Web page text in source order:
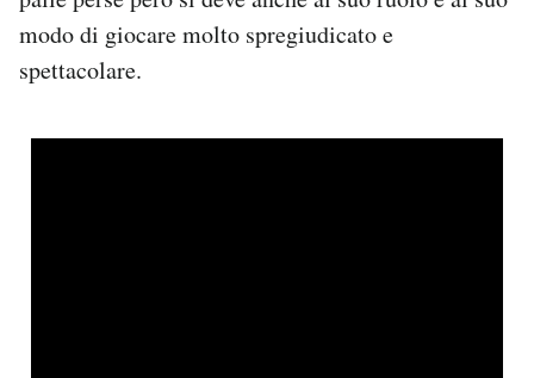
modo di giocare molto spregiudicato e
spettacolare.